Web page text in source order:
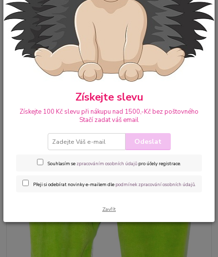
Kojenecké sametové polodupačky
- zelené 50
Získejte slevu
Získejte 100 Kč slevu při nákupu nad 1500,-Kč bez poštovného
Stačí zadat váš email
Odeslat
Souhlasím se zpracováním osobních údajů pro účely registrace.
Přeji si odebírat novinky e-mailem dle podmínek zpracování osobních údajů.
Zavřít